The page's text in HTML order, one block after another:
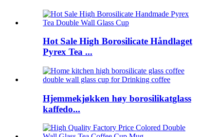
Hot Sale High Borosilicate Håndlaget
Pyrex Tea ...
Hjemmekjøkken høy borosilikatglass
kaffedo...